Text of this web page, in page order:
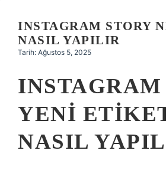
Hakkımızda
INSTAGRAM STORY
NASIL YAPILIR
Tarih: Ağustos 5, 2025
INSTAGRAM
YENI
NASIL